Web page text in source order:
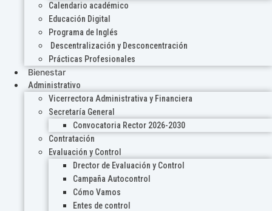
Calendario académico
Educación Digital
Programa de Inglés
Descentralización y Desconcentración
Prácticas Profesionales
Bienestar
Administrativo
Vicerrectora Administrativa y Financiera
Secretaría General
Convocatoria Rector 2026-2030
Contratación
Evaluación y Control
Drector de Evaluación y Control
Campaña Autocontrol
Cómo Vamos
Entes de control